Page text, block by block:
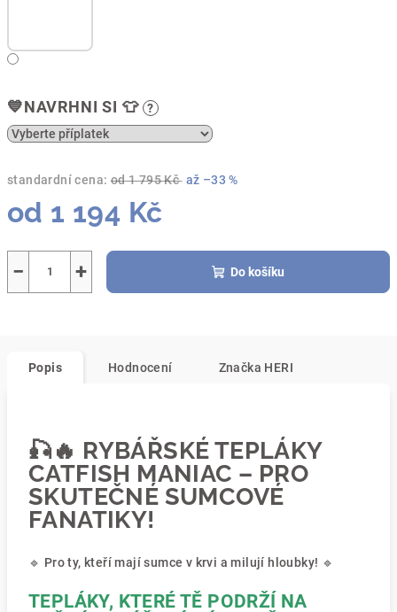
💙NAVRHNI SI 👕 ?
standardní cena: od 1 795 Kč až –33 %
od 1 194 Kč
+
− Do košíku
Popis Hodnocení Značka HERI
🎣🔥 RYBÁŘSKÉ TEPLÁKY
CATFISH MANIAC – PRO
SKUTEČNÉ SUMCOVÉ
FANATIKY!
🔹 Pro ty, kteří mají sumce v krvi a milují hloubky! 🔹
TEPLÁKY, KTERÉ TĚ PODRŽÍ NA